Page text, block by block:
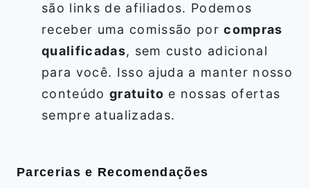
são links de afiliados. Podemos
receber uma comissão porcompras
qualificadas, sem custo adicional
para você. Isso ajuda a manter nosso
conteúdo gratuito e nossas ofertas
sempre atualizadas.
Parcerias e Recomendações